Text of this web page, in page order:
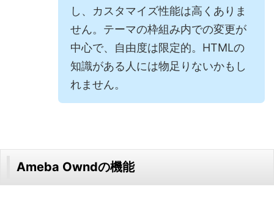
し、カスタマイズ性能は高くありま
せん。テーマの枠組み内での変更が
中心で、自由度は限定的。HTMLの
知識がある人には物足りないかもし
れません。
Ameba Owndの機能